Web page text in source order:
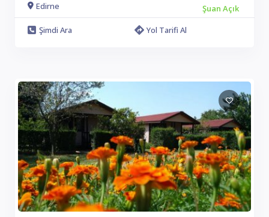
Edirne
Şuan Açık
Şimdi Ara
Yol Tarifi Al